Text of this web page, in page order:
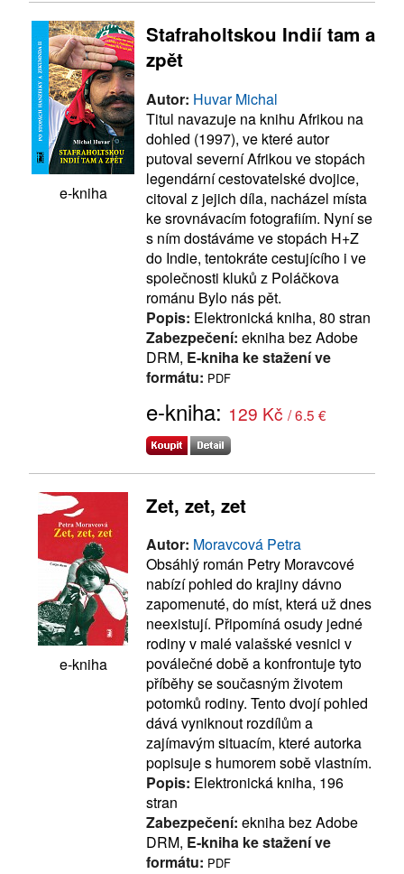
e-kniha
Stafraholtskou Indií tam a
zpět
Autor: Huvar Michal
Titul navazuje na knihu Afrikou na
dohled (1997), ve které autor
putoval severní Afrikou ve stopách
legendární cestovatelské dvojice,
citoval z jejich díla, nacházel místa
ke srovnávacím fotografiím. Nyní se
s ním dostáváme ve stopách H+Z
do Indie, tentokráte cestujícího i ve
společnosti kluků z Poláčkova
románu Bylo nás pět.
Popis: Elektronická kniha, 80 stran
Zabezpečení: ekniha bez Adobe
DRM, E-kniha ke stažení ve
formátu: PDF
e-kniha: 129 Kč / 6.5 €
e-kniha
Zet, zet, zet
Autor: Moravcová Petra
Obsáhlý román Petry Moravcové
nabízí pohled do krajiny dávno
zapomenuté, do míst, která už dnes
neexistují. Připomíná osudy jedné
rodiny v malé valašské vesnici v
poválečné době a konfrontuje tyto
příběhy se současným životem
potomků rodiny. Tento dvojí pohled
dává vyniknout rozdílům a
zajímavým situacím, které autorka
popisuje s humorem sobě vlastním.
Popis: Elektronická kniha, 196
stran
Zabezpečení: ekniha bez Adobe
DRM, E-kniha ke stažení ve
formátu: PDF